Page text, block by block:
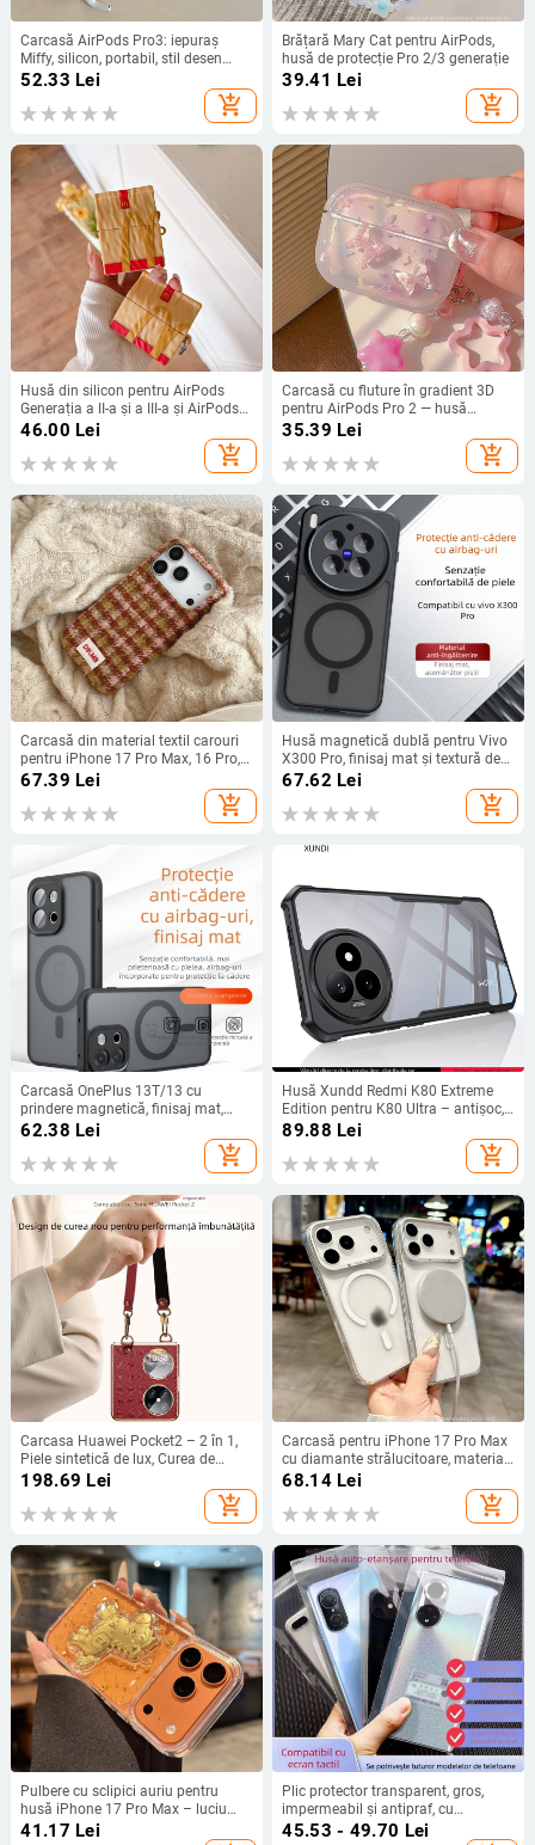
Carcasă AirPods Pro3: iepuraș
Miffy, silicon, portabil, stil desen
animat (Brand Ultron; Material
silicon; Compatibil cu Apple; Stil
portabil; Turnare prin injecție)
52.33 Lei
add_shopping_cart
Brățară Mary Cat pentru AirPods,
husă de protecție Pro 2/3 generație
39.41 Lei
add_shopping_cart
Husă din silicon pentru AirPods
Generația a II-a și a III-a și AirPods
Pro 2 – design creativ în stil
46.00 Lei
add_shopping_cart
Carcasă cu fluture în gradient 3D
pentru AirPods Pro 2 — husă
Bluetooth pentru căști, design
drăguț, compatibilă cu AirPods
1/2/3 generație
35.39 Lei
add_shopping_cart
Carcasă din material textil carouri
pentru iPhone 17 Pro Max, 16 Pro,
15/14 și 13
67.39 Lei
add_shopping_cart
Husă magnetică dublă pentru Vivo
X300 Pro, finisaj mat și textură de
piele (V70FE)
67.62 Lei
add_shopping_cart
Carcasă OnePlus 13T/13 cu
prindere magnetică, finisaj mat,
protecție antișoc cu airbag
62.38 Lei
add_shopping_cart
Husă Xundd Redmi K80 Extreme
Edition pentru K80 Ultra – antișoc,
anti-derapare, disipare a căldurii,
89.88 Lei
add_shopping_cart
Carcasa Huawei Pocket2 – 2 în 1,
Piele sintetică de lux, Curea de
încheietură, Anti-cădere, Anti-uzură
198.69 Lei
add_shopping_cart
Carcasă pentru iPhone 17 Pro Max
cu diamante strălucitoare, material
PC, nu îngălbeneste, prindere
magnetică, protecție anti-cădere
68.14Lei
add_shopping_cart
Pulbere cu sclipici auriu pentru
husă iPhone 17 Pro Max – luciu
transparent cu rășină epoxidică,
41.17 Lei
Plic protector transparent, gros,
impermeabil și antipraf, cu
închidere auto, compatibil cu
45.53 - 49.70 Lei